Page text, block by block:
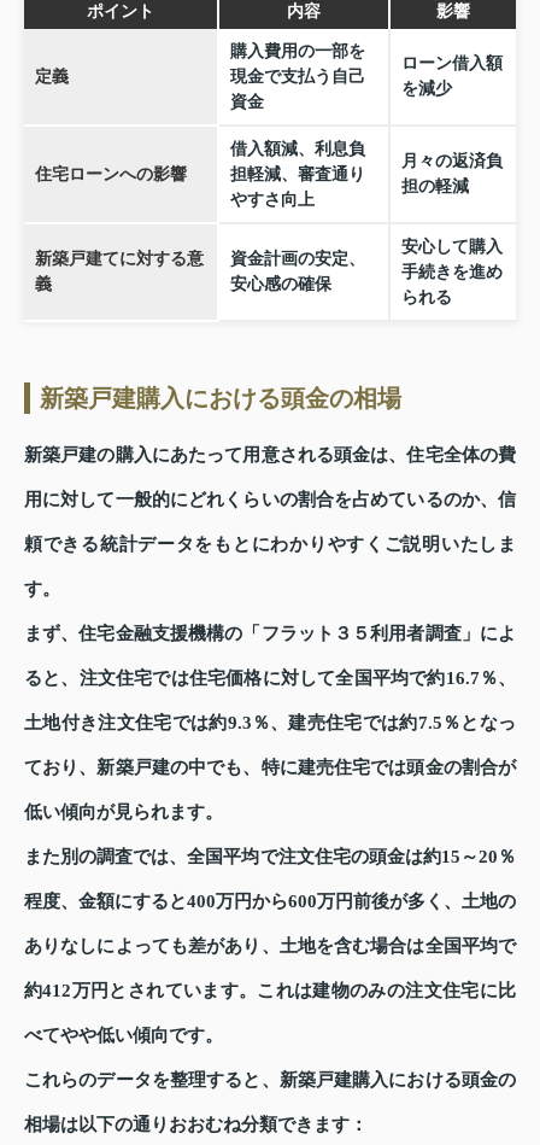
ポイント 内容 影響
定義
購入費用の一部を
現金で支払う自己
資金
ローン借入額
を減少
住宅ローンへの影響
借入額減、利息負
担軽減、審査通り
やすさ向上
月々の返済負
担の軽減
新築戸建てに対する意
義
資金計画の安定、
安心感の確保
安心して購入
手続きを進め
られる
新築戸建購入における頭金の相場
新築戸建の購入にあたって用意される頭金は、住宅全体の費
用に対して一般的にどれくらいの割合を占めているのか、信
頼できる統計データをもとにわかりやすくご説明いたしま
す。
まず、住宅金融支援機構の「フラット３５利用者調査」によ
ると、注文住宅では住宅価格に対して全国平均で約16.7％、
土地付き注文住宅では約9.3％、建売住宅では約7.5％となっ
ており、新築戸建の中でも、特に建売住宅では頭金の割合が
低い傾向が見られます。
また別の調査では、全国平均で注文住宅の頭金は約15～20％
程度、金額にすると400万円から600万円前後が多く、土地の
ありなしによっても差があり、土地を含む場合は全国平均で
約412万円とされています。これは建物のみの注文住宅に比
べてやや低い傾向です。
これらのデータを整理すると、新築戸建購入における頭金の
相場は以下の通りおおむね分類できます：